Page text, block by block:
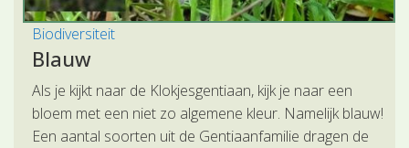
Biodiversiteit
Blauw
Als je kijkt naar de Klokjesgentiaan, kijk je naar een
bloem met een niet zo algemene kleur. Namelijk blauw!
Een aantal soorten uit de Gentiaanfamilie dragen de